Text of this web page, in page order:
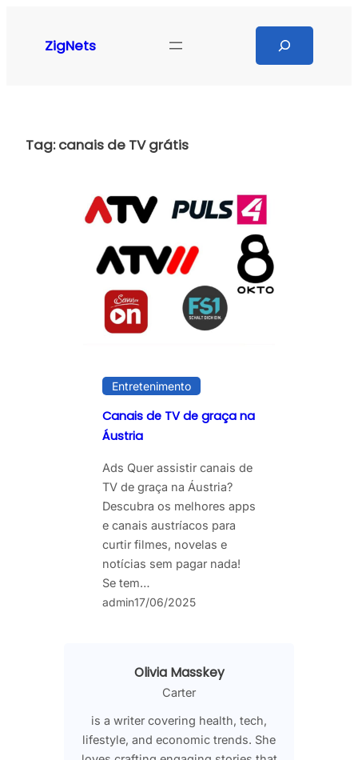
ZigNets
Tag:canais de TV grátis
Entretenimento
Canais de TV de graça na
Áustria
Ads Quer assistir canais de
TV de graça na Áustria?
Descubra os melhores apps
e canais austríacos para
curtir filmes, novelas e
notícias sem pagar nada!
Se tem…
admin17/06/2025
Olivia Masskey
Carter
is a writer covering health, tech,
lifestyle, and economic trends. She